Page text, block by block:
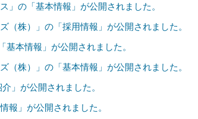
」の「基本情報」が公開されました。
（株）」の「採用情報」が公開されました。
基本情報」が公開されました。
（株）」の「基本情報」が公開されました。
」が公開されました。
報」が公開されました。